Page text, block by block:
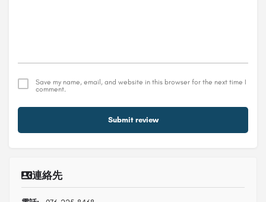
Save my name, email, and website in this browser for the next time I
comment.
Submit review
連絡先